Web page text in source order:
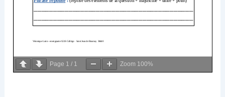
Page 1 / 1 Zoom 100%